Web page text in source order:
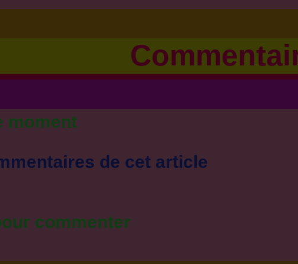
moment
de cet article
commenter